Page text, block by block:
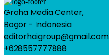
Graha Media Center,
Bogor - Indonesia
editorhaigroup@gmail.com
+628557777888